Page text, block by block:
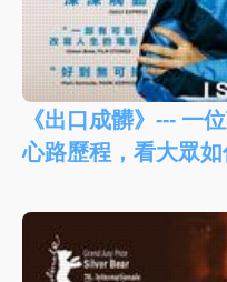
《出口成髒》--- 一
心路歷程，看大眾